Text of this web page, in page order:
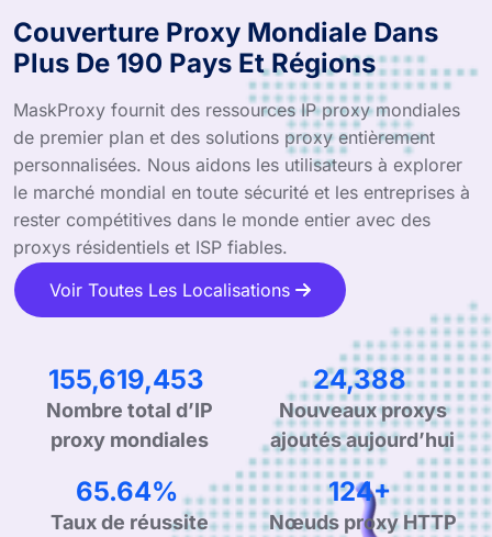
Couverture Proxy Mondiale Dans
Plus De 190 Pays Et Régions
MaskProxy fournit des ressources IP proxy mondiales
de premier plan et des solutions proxy entièrement
personnalisées. Nous aidons les utilisateurs à explorer
le marché mondial en toute sécurité et les entreprises à
rester compétitives dans le monde entier avec des
proxys résidentiels et ISP fiables.
Voir Toutes Les Localisations
235,176,204
Nombre total d’IP
proxy mondiales
36,857
Nouveaux proxys
ajoutés aujourd’hui
99.90%
Taux de réussite
190+
Nœuds proxy HTTP